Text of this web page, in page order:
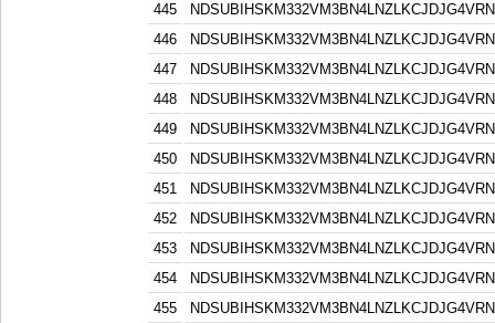
445
446
447
448
449
450
451
452
453
454
455